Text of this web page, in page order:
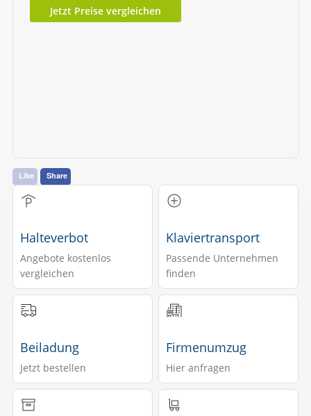
Jetzt Preise vergleichen
Like Share
Halteverbot
Angebote kostenlos
vergleichen
Klaviertransport
Passende Unternehmen
finden
Beiladung
Jetzt bestellen
Firmenumzug
Hier anfragen